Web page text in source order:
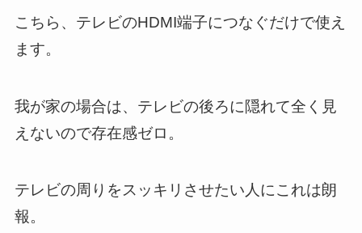
こちら、テレビのHDMI端子につなぐだけで使え
ます。
我が家の場合は、テレビの後ろに隠れて全く見
えないので存在感ゼロ。
テレビの周りをスッキリさせたい人にこれは朗
報。